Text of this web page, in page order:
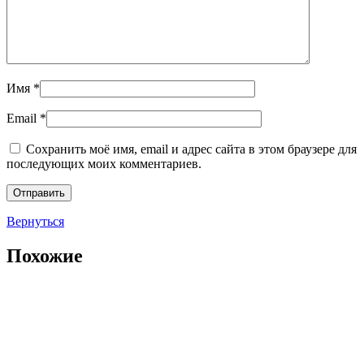
Имя *
Email *
Сохранить моё имя, email и адрес сайта в этом браузере для
последующих моих комментариев.
Вернуться
Похожие